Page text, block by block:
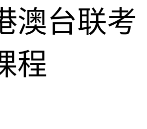
澳台联考
程